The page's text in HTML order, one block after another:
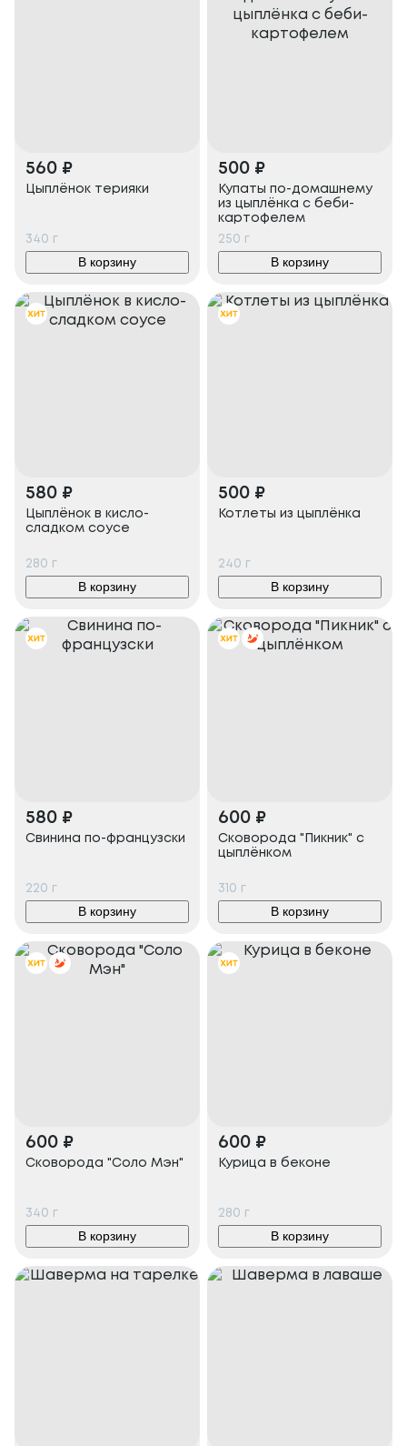
560 ₽
Цыплёнок терияки
340 г
В корзину
500 ₽
Купаты по-домашнему
из цыплёнка с беби-
картофелем
250 г
В корзину
580 ₽
Цыплёнок в кисло-
сладком соусе
280 г
В корзину
500 ₽
Котлеты из цыплёнка
240 г
В корзину
580 ₽
Свинина по-французски
220 г
В корзину
600 ₽
Сковорода "Пикник" с
цыплёнком
310 г
В корзину
600 ₽
Сковорода "Соло Мэн"
340 г
В корзину
600 ₽
Курица в беконе
280 г
В корзину